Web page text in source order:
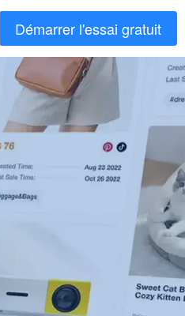
Démarrer l'essai gratuit